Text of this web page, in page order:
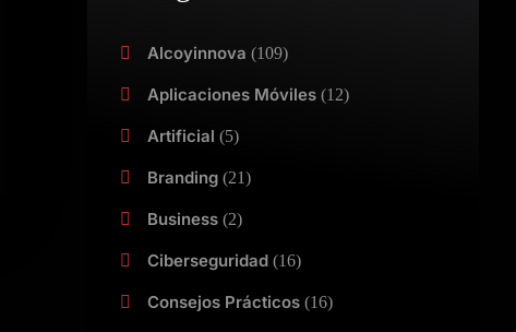
Alcoyinnova (109)
Aplicaciones Móviles(12)
Artificial (5)
Branding(21)
Business(2)
Ciberseguridad(16)
Consejos Prácticos(16)